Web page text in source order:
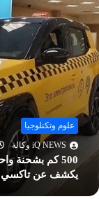
الحشر
الممتحنة
الصف
الجمعة
المنافقون
التغابن
الطلاق
التحريم
الملك
الأجرة في موسكو